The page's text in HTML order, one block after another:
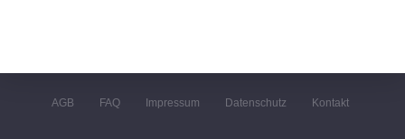
AGB FAQ Impressum Datenschutz Kontakt